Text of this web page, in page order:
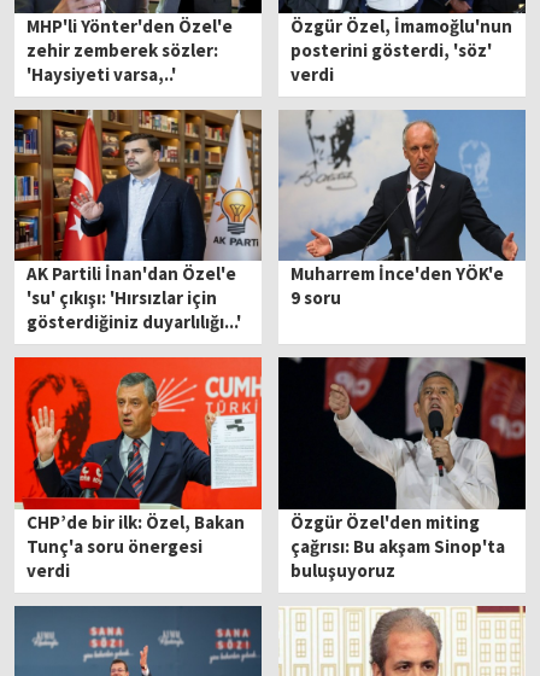
MHP'li Yönter'den Özel'e
zehir zemberek sözler:
'Haysiyeti varsa,..'
Özgür Özel, İmamoğlu'nun
posterini gösterdi, 'söz'
verdi
AK Partili İnan'dan Özel'e
'su' çıkışı: 'Hırsızlar için
gösterdiğiniz duyarlılığı...'
Muharrem İnce'den YÖK'e
9 soru
CHP’de bir ilk: Özel, Bakan
Tunç'a soru önergesi
verdi
Özgür Özel'den miting
çağrısı: Bu akşam Sinop'ta
buluşuyoruz